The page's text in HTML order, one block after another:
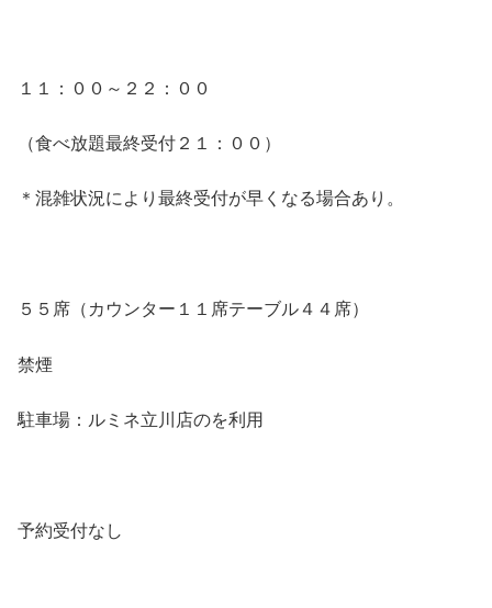
１１：００～２２：００
（食べ放題最終受付２１：００）
＊混雑状況により最終受付が早くなる場合あり。
５５席（カウンター１１席テーブル４４席）
禁煙
駐車場：ルミネ立川店のを利用
予約受付なし